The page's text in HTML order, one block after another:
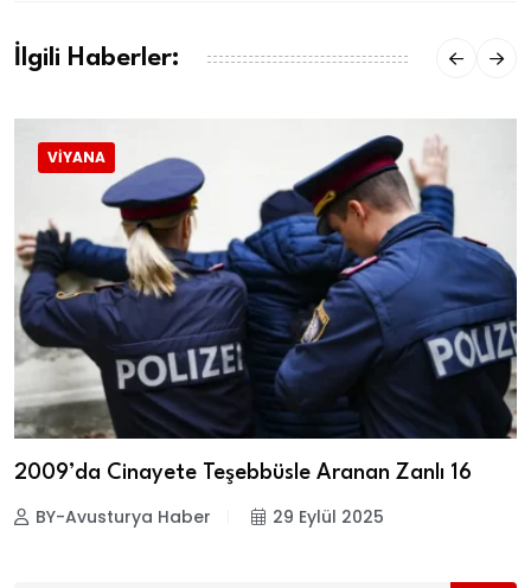
İlgili Haberler:
VIYANA
2009’da Cinayete Teşebbüsle Aranan Zanlı 16
BY-Avusturya Haber 29 Eylül 2025